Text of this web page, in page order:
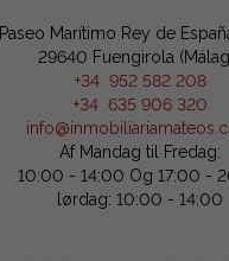
Paseo Marítimo Rey de
29640 Fuengirola
+34 952 582 208
+34 635 906 320
Af Mandag til Fredag:
10:00 - 14:00 Og 17:00 -
lørdag: 10:00 - 14:00